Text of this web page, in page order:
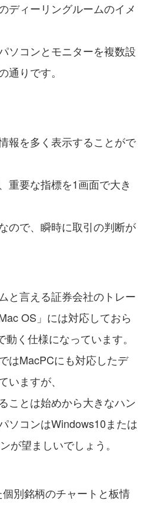
ディーリングルームのイメ
ソコンとモニターを複数設
通りです。
報を多く表示することがで
重要な指標を1画面で大き
ので、瞬時に取引の判断が
と言える証券会社のトレー
OS」には対応しておら
く仕様になっています。
はMacPCにも対応したデ
いますが、
ことは始めから大きなハン
ソコンはWindows10または
が望ましいでしょう。
別銘柄のチャートと板情